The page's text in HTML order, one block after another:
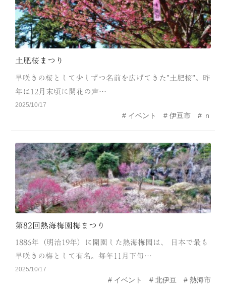
南伊豆
北伊豆
CATEGORY
海
池・滝・川 山・公園・棚田
町並み 観光施設
動物と触れ合える場所 カフェ・スイーツ
神社仏閣 食
人 洞窟・島
体験 宿
土肥桜まつり
早咲きの桜として少しずつ名前を広げてきた”土肥桜”。昨
年は12月末頃に開花の声…
2025/10/17
イベント 伊豆市 ｎ
第82回熱海梅園梅まつり
1886年（明治19年）に開園した熱海梅園は、 日本で最も
早咲きの梅として有名。毎年11月下旬…
2025/10/17
イベント 北伊豆 熱海市